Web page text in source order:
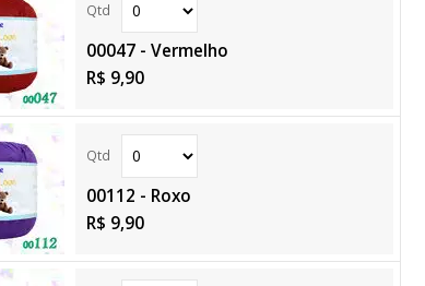
00047 - Vermelho
R$ 9,90
00112 - Roxo
R$ 9,90